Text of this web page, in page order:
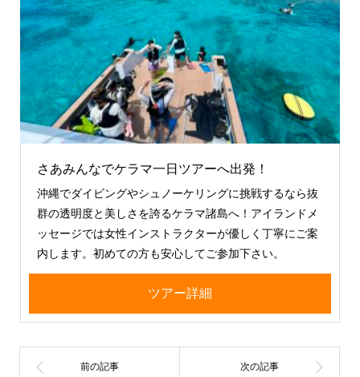
さあみんなでケラマ一日ツアーへ出発！
沖縄でダイビングやシュノーケリングに挑戦するなら抜
群の透明度と美しさを誇るケラマ諸島へ！アイランドメ
ッセージでは女性インストラクターが優しく丁寧にご案
内します。初めての方も安心してご参加下さい。
ツアー詳細